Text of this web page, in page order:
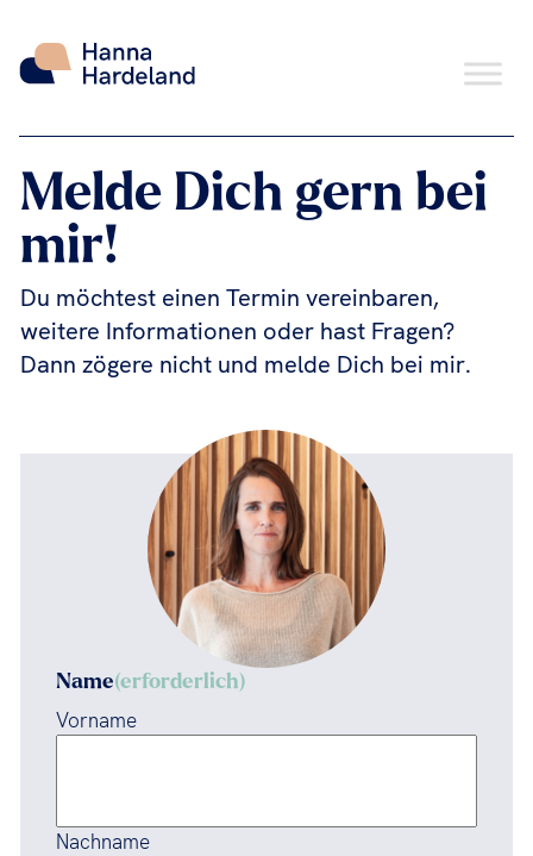
Skip
content
Melde Dich gern bei
mir!
Du möchtest einen Termin vereinbaren,
weitere Informationen oder hast Fragen?
Dann zögere nicht und melde Dich bei mir.
Name(erforderlich)
Vorname
Nachname